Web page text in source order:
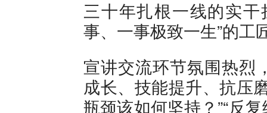
三十年扎根一线的实
事、一事极致一生”的工
宣讲交流环节氛围热烈
成长、技能提升、抗压
瓶颈该如何坚持？”“反